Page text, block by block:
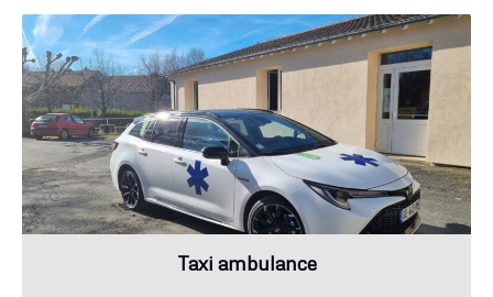
Taxi ambulance